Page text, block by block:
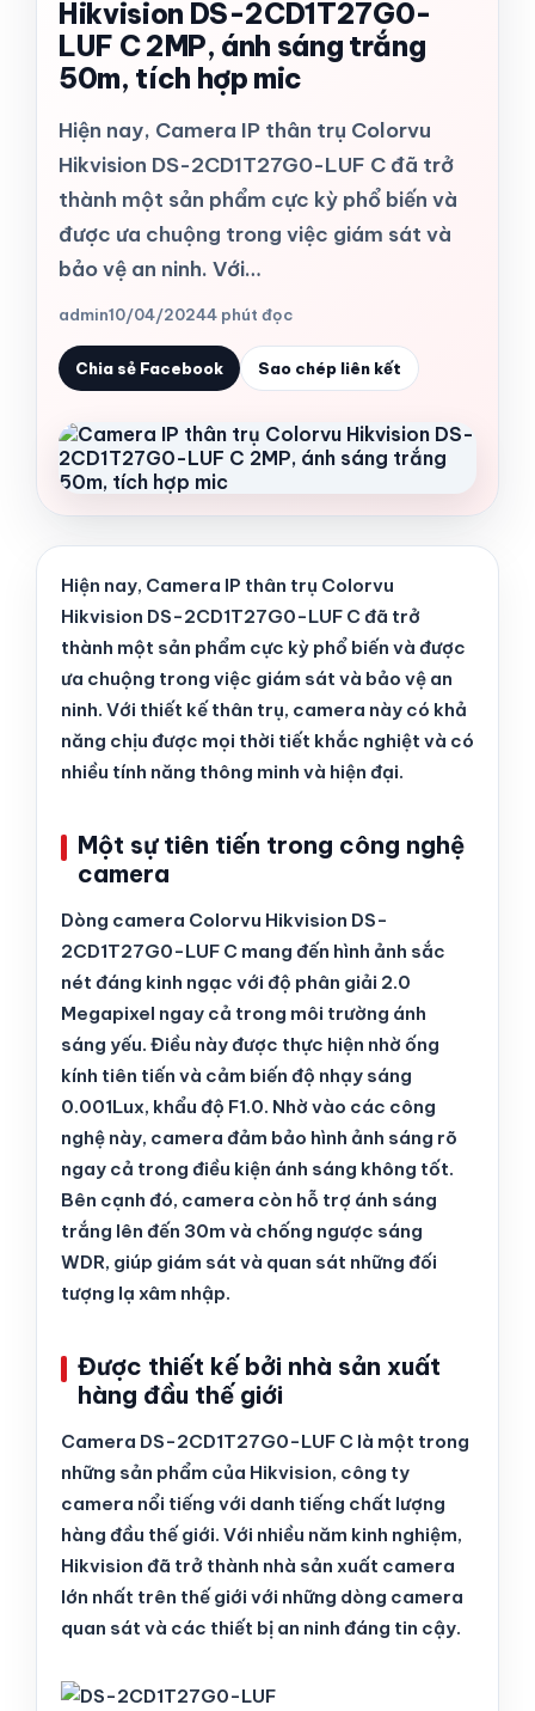
Hikvision DS-2CD1T27G0-
LUF C 2MP, ánh sáng trắng
50m, tích hợp mic
Hiện nay, Camera IP thân trụ Colorvu
Hikvision DS-2CD1T27G0-LUF C đã trở
thành một sản phẩm cực kỳ phổ biến và
được ưa chuộng trong việc giám sát và
bảo vệ an ninh. Với…
admin10/04/20244 phút đọc
Chia sẻ Facebook Sao chép liên kết
Hiện nay, Camera IP thân trụ Colorvu
Hikvision DS-2CD1T27G0-LUF C đã trở
thành một sản phẩm cực kỳ phổ biến và được
ưa chuộng trong việc giám sát và bảo vệ an
ninh. Với thiết kế thân trụ, camera này có khả
năng chịu được mọi thời tiết khắc nghiệt và có
nhiều tính năng thông minh và hiện đại.
Một sự tiên tiến trong công nghệ
camera
Dòng camera Colorvu Hikvision DS-
2CD1T27G0-LUF C mang đến hình ảnh sắc
nét đáng kinh ngạc với độ phân giải 2.0
Megapixel ngay cả trong môi trường ánh
sáng yếu. Điều này được thực hiện nhờ ống
kính tiên tiến và cảm biến độ nhạy sáng
0.001Lux, khẩu độ F1.0. Nhờ vào các công
nghệ này, camera đảm bảo hình ảnh sáng rõ
ngay cả trong điều kiện ánh sáng không tốt.
Bên cạnh đó, camera còn hỗ trợ ánh sáng
trắng lên đến 30m và chống ngược sáng
WDR, giúp giám sát và quan sát những đối
tượng lạ xâm nhập.
Được thiết kế bởi nhà sản xuất
hàng đầu thế giới
Camera DS-2CD1T27G0-LUF C là một trong
những sản phẩm của Hikvision, công ty
camera nổi tiếng với danh tiếng chất lượng
hàng đầu thế giới. Với nhiều năm kinh nghiệm,
Hikvision đã trở thành nhà sản xuất camera
lớn nhất trên thế giới với những dòng camera
quan sát và các thiết bị an ninh đáng tin cậy.